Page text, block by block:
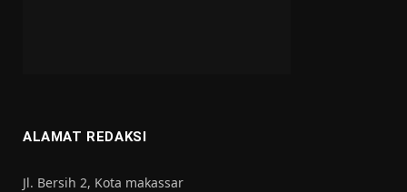
ALAMAT REDAKSI
Jl. Bersih 2, Kota makassar